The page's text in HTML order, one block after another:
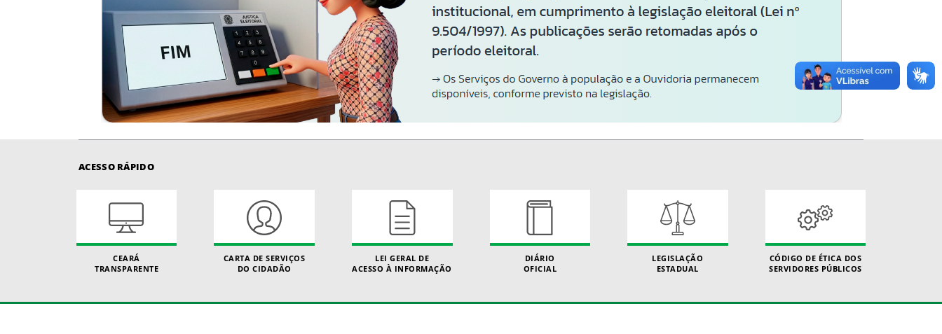
ACESSO RÁPIDO
CEARÁ
TRANSPARENTE
CARTA DE SERVIÇOS
DO CIDADÃO
LEI GERAL DE
ACESSO À INFORMAÇÃO
DIÁRIO
OFICIAL
LEGISLAÇÃO
ESTADUAL
CÓDIGO DE ÉTICA DOS
SERVIDORES PÚBLICOS